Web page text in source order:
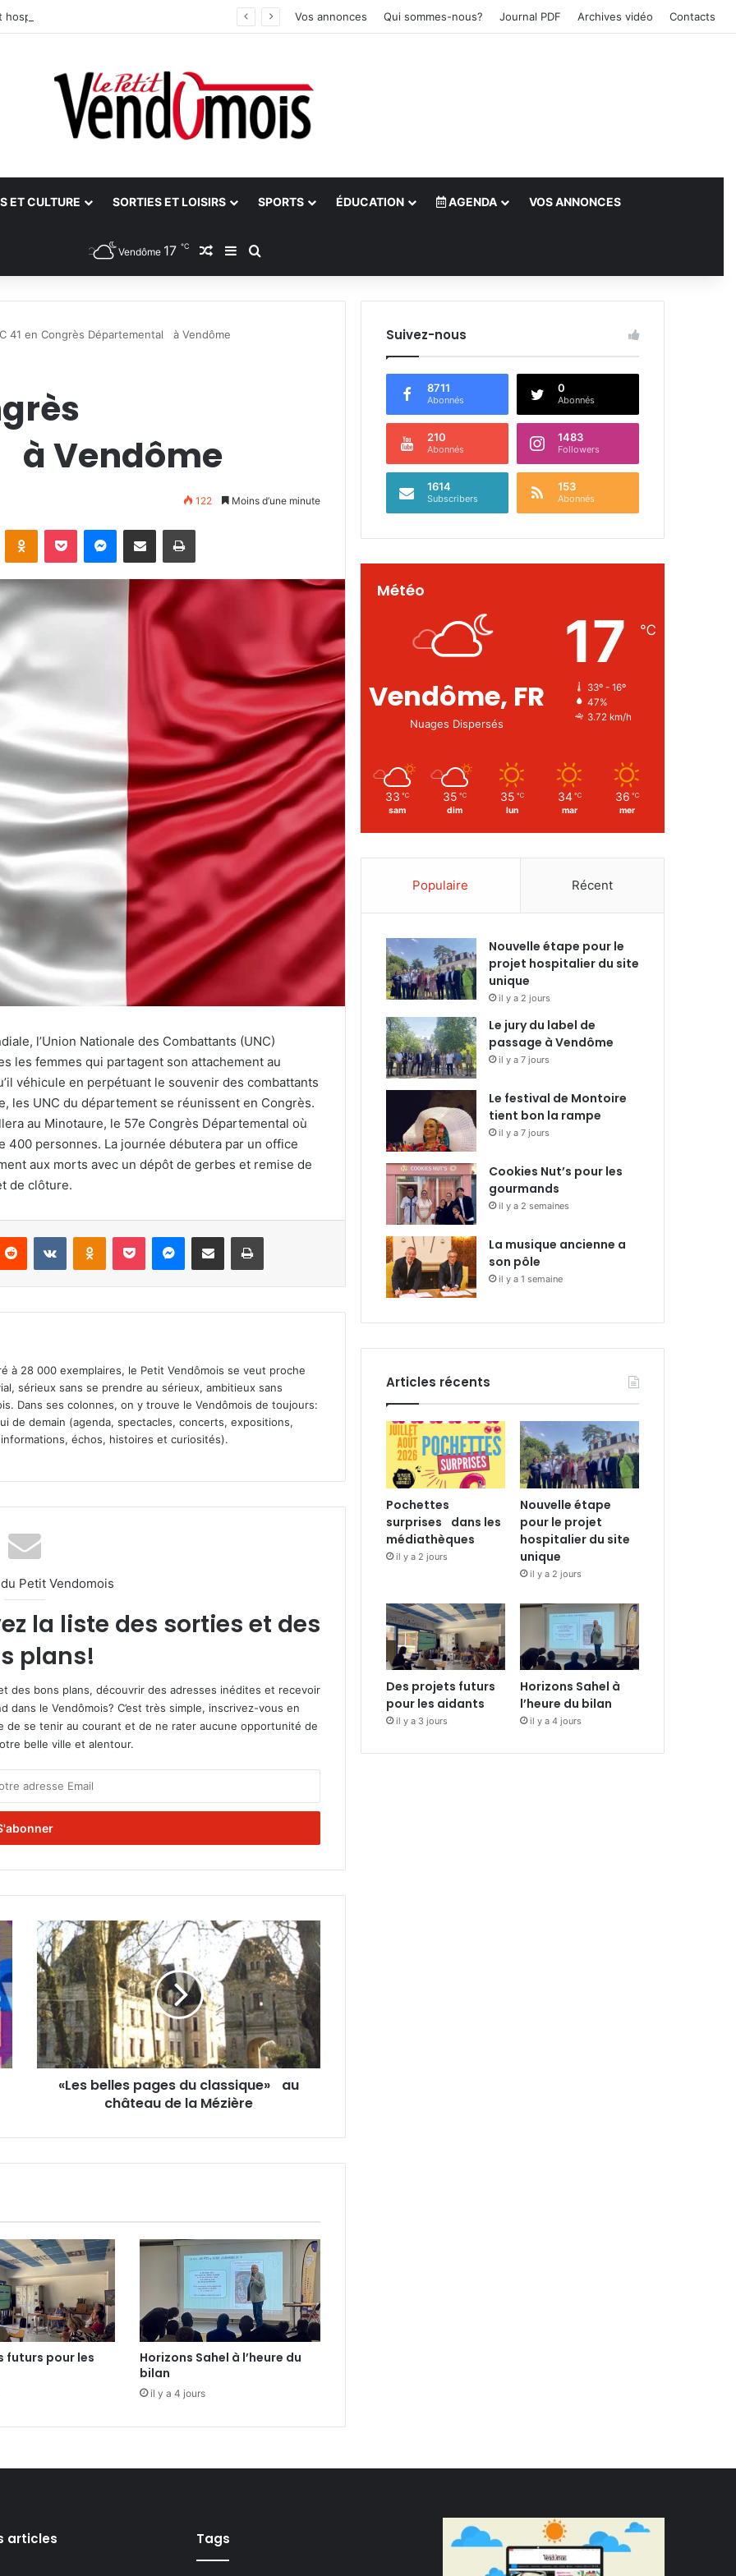
du site unique Vos annonces Qui sommes-nous? Journal PDF Archives vidéo Contacts
ET CULTURE SORTIES ET LOISIRS SPORTS ÉDUCATION AGENDA VOS ANNONCES
Vendôme 17 ℃ Article Aléatoire
Sidebar (barre latérale)
41 en Congrès Départemental à Vendôme
Vendôme
122 Moins d’une minute
l’Union Nationale des Combattants (UNC)
les femmes qui partagent son attachement au
véhicule en perpétuant le souvenir des combattants
les UNC du département se réunissent en Congrès.
au Minotaure, le 57e Congrès Départemental où
400 personnes. La journée débutera par un office
aux morts avec un dépôt de gerbes et remise de
de clôture.
à 28 000 exemplaires, le Petit Vendômois se veut proche
sérieux sans se prendre au sérieux, ambitieux sans
Dans ses colonnes, on y trouve le Vendômois de toujours:
de demain (agenda, spectacles, concerts, expositions,
échos, histoires et curiosités).
Petit Vendomois
la liste des sorties et des
plans!
des bons plans, découvrir des adresses inédites et recevoir
le Vendômois? C’est très simple, inscrivez-vous en
de se tenir au courant et de ne rater aucune opportunité de
belle ville et alentour.
«
L
e
s
b
e
l
l
e
g
c
l
a
s
s
i
q
u
e
u
a
«Les belles pages du classique» au
château de la Mézière
futurs pour les
Horizons Sahel à l’heure du
bilan
il y a 4 jours
Suivez-nous
8711
Abonnés
0
Abonnés
210
Abonnés
1483
Followers
1614
Subscribers
153
Abonnés
Météo
Vendôme, FR
Nuages Dispersés
17 ℃
33º - 16º
47%
3.72 km/h
33 ℃
sam
35 ℃
dim
35 ℃
lun
34 ℃
mar
36 ℃
mer
Populaire Récent
Nouvelle étape pour le
projet hospitalier du site
unique
il y a 2 jours
Le jury du label de
passage à Vendôme
il y a 7 jours
Le festival de Montoire
tient bon la rampe
il y a 7 jours
Cookies Nut’s pour les
gourmands
il y a 2 semaines
La musique ancienne a
son pôle
il y a 1 semaine
Articles récents
Pochettes
surprises dans les
médiathèques
il y a 2 jours
Nouvelle étape
pour le projet
hospitalier du site
unique
il y a 2 jours
Des projets futurs
pour les aidants
il y a 3 jours
Horizons Sahel à
l’heure du bilan
il y a 4 jours
articles Tags